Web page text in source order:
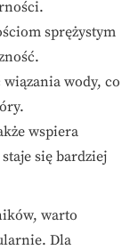
sprężystym
wody, co
wspiera
się bardziej
warto
Dla